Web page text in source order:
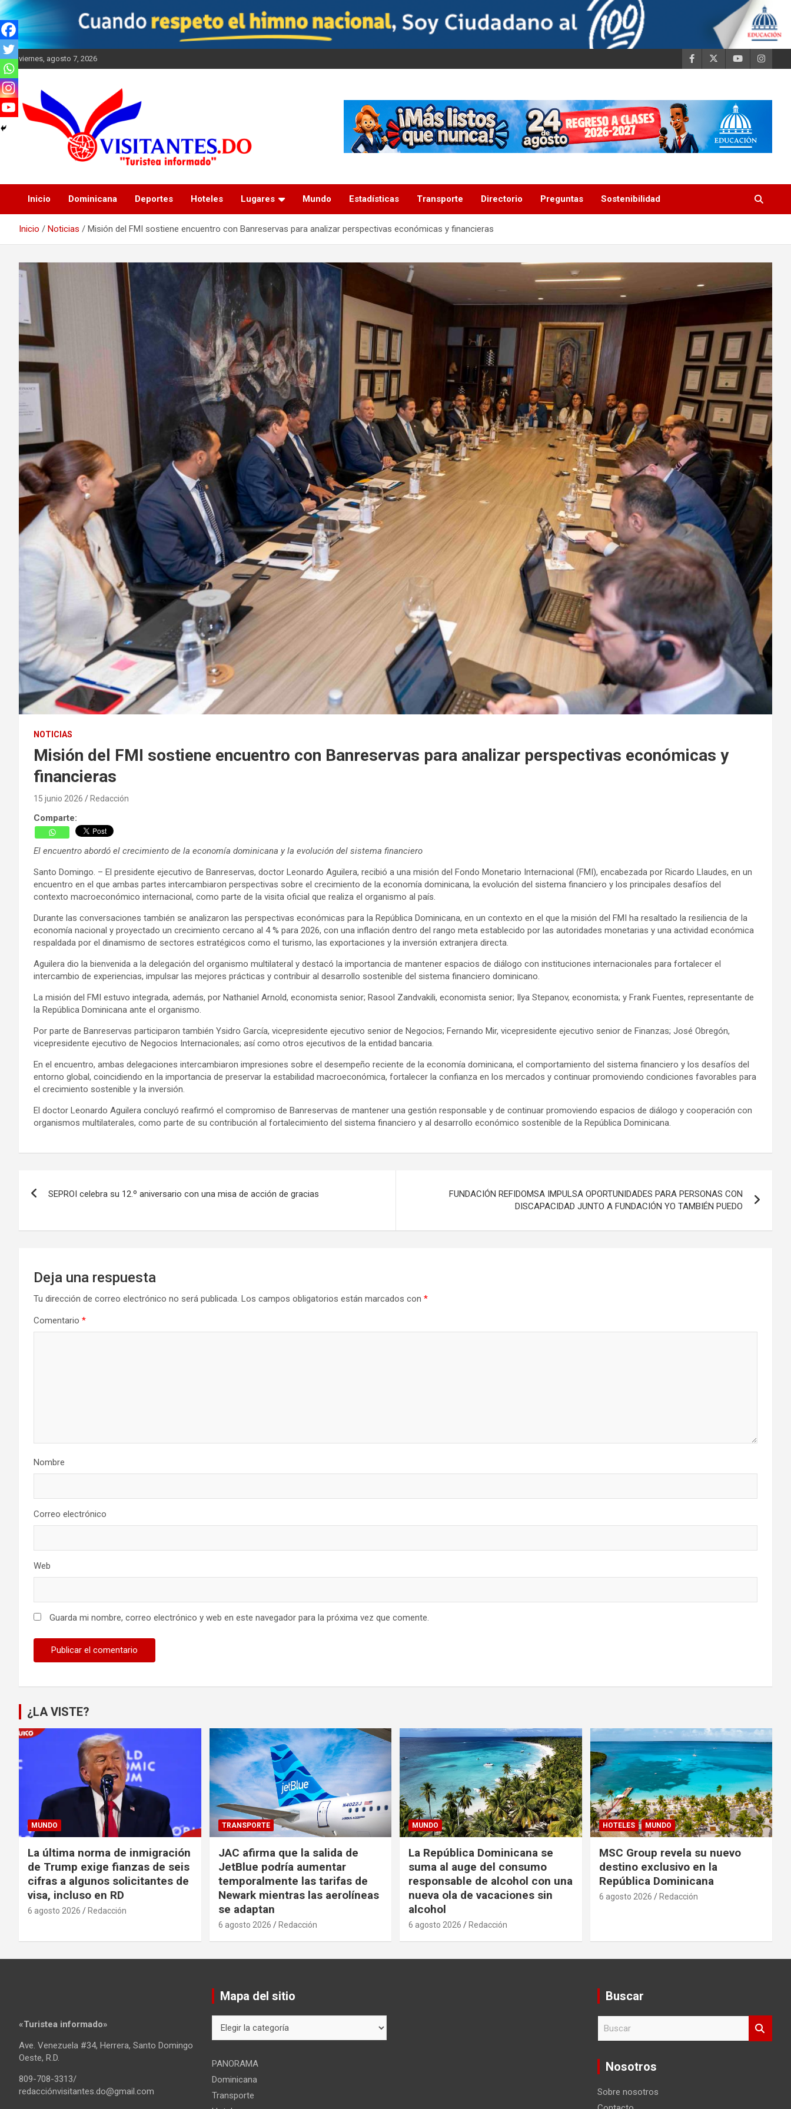
Saltar
al
contenido
viernes, agosto 7, 2026
Visitantes
Inicio Dominicana Deportes Hoteles Lugares Mundo Estadísticas Transporte Directorio Preguntas Sostenibilidad
Inicio Noticias Misión del FMI sostiene encuentro con Banreservas para analizar perspectivas económicas y financieras
NOTICIAS
Misión del FMI sostiene encuentro con Banreservas para analizar perspectivas económicas y
financieras
15 junio 2026 Redacción
Comparte:
El encuentro abordó el crecimiento de la economía dominicana y la evolución del sistema financiero
Santo Domingo. – El presidente ejecutivo de Banreservas, doctor Leonardo Aguilera, recibió a una misión del Fondo Monetario Internacional (FMI), encabezada por Ricardo Llaudes, en un
encuentro en el que ambas partes intercambiaron perspectivas sobre el crecimiento de la economía dominicana, la evolución del sistema financiero y los principales desafíos del
contexto macroeconómico internacional, como parte de la visita oficial que realiza el organismo al país.
Durante las conversaciones también se analizaron las perspectivas económicas para la República Dominicana, en un contexto en el que la misión del FMI ha resaltado la resiliencia de la
economía nacional y proyectado un crecimiento cercano al 4 % para 2026, con una inflación dentro del rango meta establecido por las autoridades monetarias y una actividad económica
respaldada por el dinamismo de sectores estratégicos como el turismo, las exportaciones y la inversión extranjera directa.
Aguilera dio la bienvenida a la delegación del organismo multilateral y destacó la importancia de mantener espacios de diálogo con instituciones internacionales para fortalecer el
intercambio de experiencias, impulsar las mejores prácticas y contribuir al desarrollo sostenible del sistema financiero dominicano.
La misión del FMI estuvo integrada, además, por Nathaniel Arnold, economista senior; Rasool Zandvakili, economista senior; Ilya Stepanov, economista; y Frank Fuentes, representante de
la República Dominicana ante el organismo.
Por parte de Banreservas participaron también Ysidro García, vicepresidente ejecutivo senior de Negocios; Fernando Mir, vicepresidente ejecutivo senior de Finanzas; José Obregón,
vicepresidente ejecutivo de Negocios Internacionales; así como otros ejecutivos de la entidad bancaria.
En el encuentro, ambas delegaciones intercambiaron impresiones sobre el desempeño reciente de la economía dominicana, el comportamiento del sistema financiero y los desafíos del
entorno global, coincidiendo en la importancia de preservar la estabilidad macroeconómica, fortalecer la confianza en los mercados y continuar promoviendo condiciones favorables para
el crecimiento sostenible y la inversión.
El doctor Leonardo Aguilera concluyó reafirmó el compromiso de Banreservas de mantener una gestión responsable y de continuar promoviendo espacios de diálogo y cooperación con
organismos multilaterales, como parte de su contribución al fortalecimiento del sistema financiero y al desarrollo económico sostenible de la República Dominicana.
entradas
SEPROI celebra su 12.º aniversario con una misa de acción de gracias
FUNDACIÓN REFIDOMSA IMPULSA OPORTUNIDADES PARA PERSONAS CON
DISCAPACIDAD JUNTO A FUNDACIÓN YO TAMBIÉN PUEDO
Deja una respuesta
Tu dirección de correo electrónico no será publicada. Los campos obligatorios están marcados con *
Comentario *
Nombre
Correo electrónico
Web
Guarda mi nombre, correo electrónico y web en este navegador para la próxima vez que comente.
¿LA VISTE?
MUNDO
La última norma de inmigración
de Trump exige fianzas de seis
cifras a algunos solicitantes de
visa, incluso en RD
6 agosto 2026 Redacción
TRANSPORTE
JAC afirma que la salida de
JetBlue podría aumentar
temporalmente las tarifas de
Newark mientras las aerolíneas
se adaptan
6 agosto 2026 Redacción
MUNDO
La República Dominicana se
suma al auge del consumo
responsable de alcohol con una
nueva ola de vacaciones sin
alcohol
6 agosto 2026 Redacción
HOTELES MUNDO
MSC Group revela su nuevo
destino exclusivo en la
República Dominicana
6 agosto 2026 Redacción
«Turistea informado»
Ave. Venezuela #34, Herrera, Santo Domingo
Oeste, R.D.
809-708-3313/
redacciónvisitantes.do@gmail.com
Mapa del sitio
del
PANORAMA
Dominicana
Transporte
Buscar
c
Nosotros
Sobre nosotros